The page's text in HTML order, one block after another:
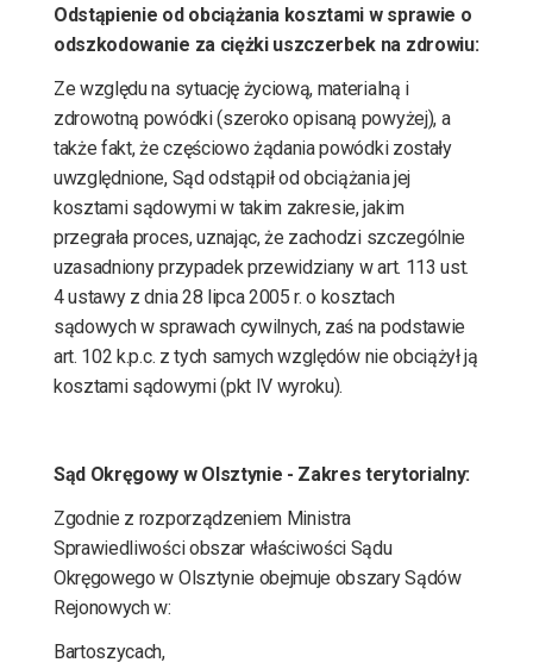
Odstąpienie od obciążania kosztami w sprawie o
odszkodowanie za ciężki uszczerbek na zdrowiu:
Ze względu na sytuację życiową, materialną i
zdrowotną powódki (szeroko opisaną powyżej), a
także fakt, że częściowo żądania powódki zostały
uwzględnione, Sąd odstąpił od obciążania jej
kosztami sądowymi w takim zakresie, jakim
przegrała proces, uznając, że zachodzi szczególnie
uzasadniony przypadek przewidziany w art. 113 ust.
4 ustawy z dnia 28 lipca 2005 r. o kosztach
sądowych w sprawach cywilnych, zaś na podstawie
art. 102 k.p.c. z tych samych względów nie obciążył ją
kosztami sądowymi (pkt IV wyroku).
Sąd Okręgowy w Olsztynie - Zakres terytorialny:
Zgodnie z rozporządzeniem Ministra
Sprawiedliwości obszar właściwości Sądu
Okręgowego w Olsztynie obejmuje obszary Sądów
Rejonowych w:
Bartoszycach,